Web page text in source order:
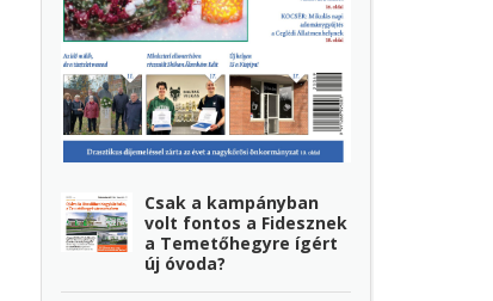
Csak a kampányban
volt fontos a Fidesznek
a Temetőhegyre ígért
új óvoda?